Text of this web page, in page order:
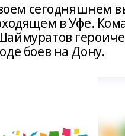
сегодняшнем
в Уфе.
боев на Дону.